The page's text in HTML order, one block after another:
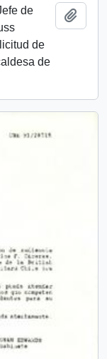
de
de
de